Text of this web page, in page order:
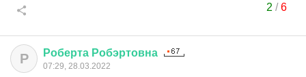
2 /6
Р Роберта Робэртовна
07:29, 28.03.2022